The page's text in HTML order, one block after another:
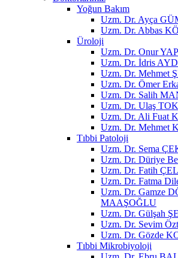
Yoğun Bakım
Uzm. Dr. Ayça
Uzm. Dr. Abbas
Üroloji
Uzm. Dr. Onur
Uzm. Dr. İdris
Uzm. Dr. Mehmet
Uzm. Dr. Ömer
Uzm. Dr. Salih
Uzm. Dr. Ulaş
Uzm. Dr. Ali Fuat
Uzm. Dr. Mehmet
Tıbbi Patoloji
Uzm. Dr. Sema
Uzm. Dr. Düriye
Uzm. Dr. Fatih
Uzm. Dr. Fatma
Uzm. Dr. Gamze
MAAŞOĞLU
Uzm. Dr. Gülşah
Uzm. Dr. Sevim
Uzm. Dr. Gözde
Tıbbi Mikrobiyoloji